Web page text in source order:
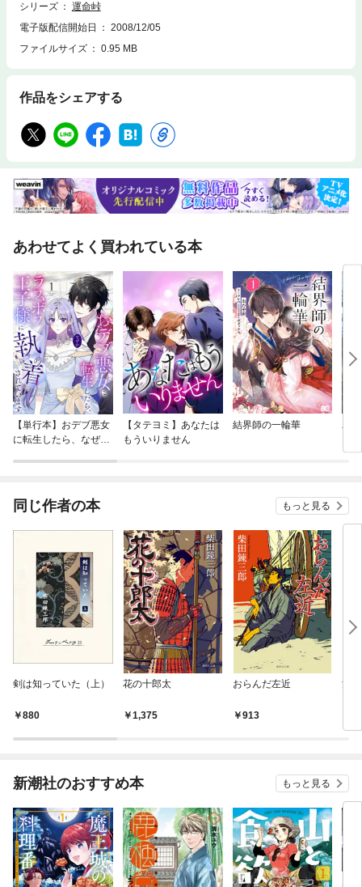
シリーズ
運命峠
電子版配信開始日
2008/12/05
ファイルサイズ
0.95 MB
作品をシェアする
あわせてよく買われている本
【単行本】おデブ悪女
に転生したら、なぜか
【タテヨミ】あなたは
もういりません
結界師の一輪華
バ
今
同じ作者の本 もっと見る
剣は知っていた（上）
880
花の十郎太
1,375
おらんだ左近
913
浪
新潮社のおすすめ本 もっと見る